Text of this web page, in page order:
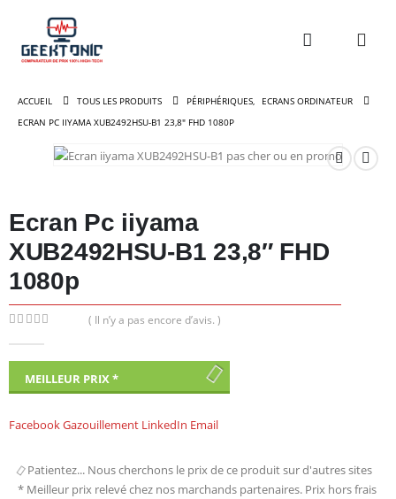
ACCUEIL TOUS LES PRODUITS PÉRIPHÉRIQUES,
ECRANS ORDINATEUR
ECRAN PC IIYAMA XUB2492HSU-B1 23,8″ FHD 1080P
Ecran Pc iiyama
XUB2492HSU-B1 23,8″ FHD
1080p
( Il n’y a pas encore d’avis. )
MEILLEUR PRIX *
FacebookGazouillement LinkedIn Email
Patientez... Nous cherchons le prix de ce produit sur d'autres sites
* Meilleur prix relevé chez nos marchands partenaires. Prix hors frais